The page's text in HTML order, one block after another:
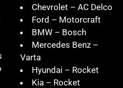
Chevrolet – AC Delco
Ford – Motorcraft
BMW – Bosch
Mercedes Benz –
Varta
Hyundai – Rocket
Kia – Rocket